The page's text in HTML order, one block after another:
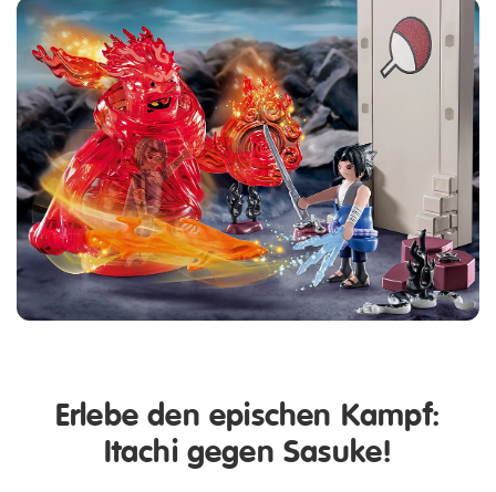
Erlebe den epischen Kampf:
Itachi gegen Sasuke!